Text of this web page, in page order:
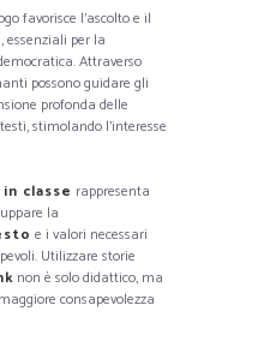
favorisce l’ascolto e il
per la
Attraverso
possono guidare gli
profonda delle
stimolando l’interesse
classe rappresenta
la
e i valori necessari
Utilizzare storie
non è solo didattico, ma
consapevolezza